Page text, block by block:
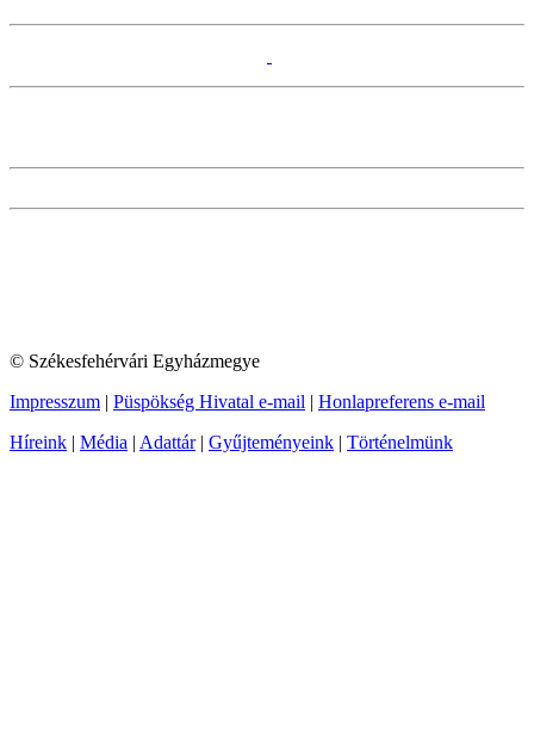
© Székesfehérvári Egyházmegye
Impresszum | Püspökség Hivatal e-mail | Honlapreferens e-mail
Híreink | Média | Adattár| Gyűjteményeink | Történelmünk